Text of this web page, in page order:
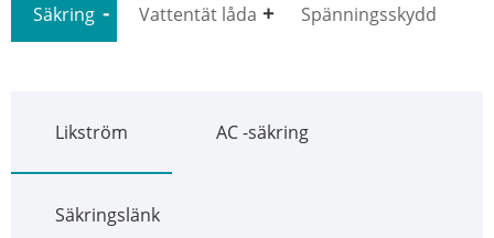
Säkring Vattentät låda Spänningsskydd
Likström AC -säkring
Säkringslänk